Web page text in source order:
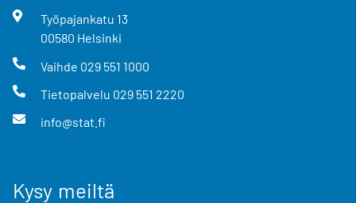
Työpajankatu 13
00580 Helsinki
Vaihde 029 551 1000
Tietopalvelu 029 551 2220
info@stat.fi
Kysy meiltä